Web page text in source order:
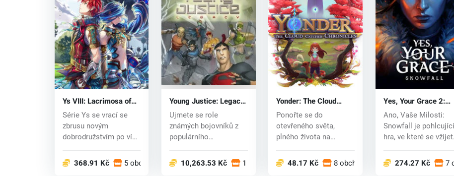
Ys VIII: Lacrimosa of
DANA (PC) CD key
Série Ys se vrací se
zbrusu novým
dobrodružstvím po více
368.91 Kč 5 obchodech
Young Justice: Legacy
(PC) CD key
Ujmete se role
známých bojovníků z
populárního
Young Ju...
10,263.53 Kč 1 obchodech
Yonder: The Cloud
Catcher Chronicles
(PC) CD key
Ponořte se do
otevřeného světa,
plného života na
Tento...
48.17 Kč 8 obchodech
Yes, Your Grace 2:
Snowfall (PC) key
Ano, Vaše Milosti:
Snowfall je pohlcující
hra, ve které se
274.27 Kč 7